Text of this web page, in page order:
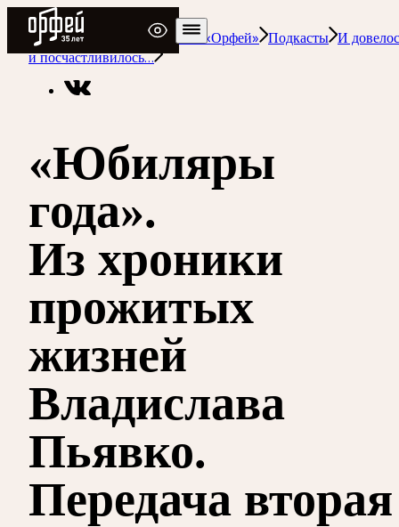
Радио Орфей
Радио классической музыки «Орфей» Подкасты И
и посчастливилось…
«Юбиляры
года».
Из хроники
прожитых
жизней
Владислава
Пьявко.
Передача вторая